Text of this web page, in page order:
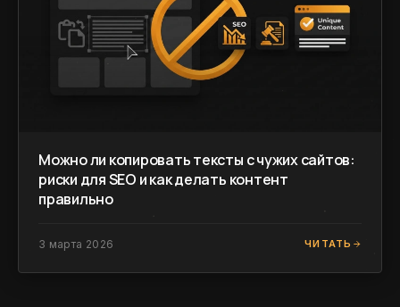
Можно ли копировать тексты с чужих сайтов:
риски для SEO и как делать контент
правильно
3 марта 2026 ЧИТАТЬ